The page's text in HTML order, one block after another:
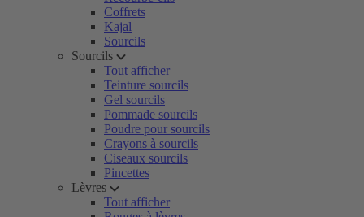
Coffrets
Kajal
Sourcils
Sourcils
Tout afficher
Teinture sourcils
Gel sourcils
Pommade sourcils
Poudre pour sourcils
Crayons à sourcils
Ciseaux sourcils
Pincettes
Lèvres
Tout afficher